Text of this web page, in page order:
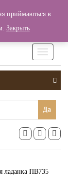
0 грн.
Да
ладанка ПВ735
приймаються в
Закрыть